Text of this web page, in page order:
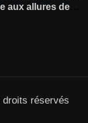
aux allures de
droits réservés